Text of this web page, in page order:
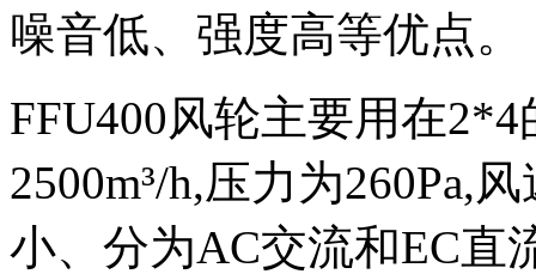
噪音低、强度高等优点。
FFU400风轮主要用在
2500m³/h,压力为260Pa,
小、分为AC交流和EC直